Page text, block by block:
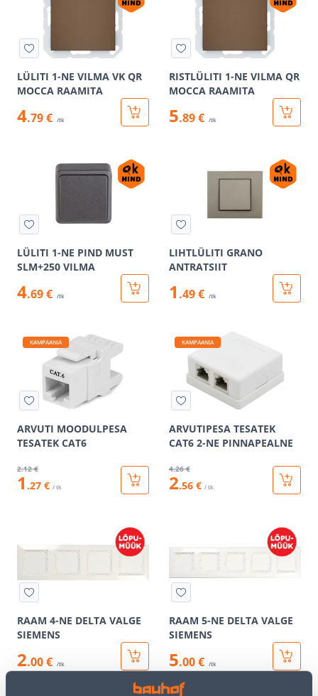
LÜLITI 1-NE VILMA VK QR
MOCCA RAAMITA
4.79 € /tk
RISTLÜLITI 1-NE VILMA QR
MOCCA RAAMITA
5.89 € /tk
LÜLITI 1-NE PIND MUST
SLM+250 VILMA
4.69 € /tk
LIHTLÜLITI GRANO
ANTRATSIIT
1 .49 € /tk
KAMPAANIA
ARVUTI MOODULPESA
TESATEK CAT6
2.12 €
1 .27 € / tk
KAMPAANIA
ARVUTIPESA TESATEK
CAT6 2-NE PINNAPEALNE
4.26 €
2.56 € / tk
RAAM 4-NE DELTA VALGE
SIEMENS
2.00 € /tk
RAAM 5-NE DELTA VALGE
SIEMENS
5.00 € /tk